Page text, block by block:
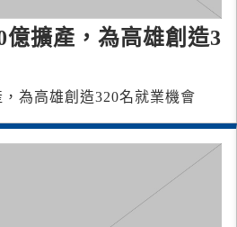
億擴產，為高雄創造3
為高雄創造320名就業機會